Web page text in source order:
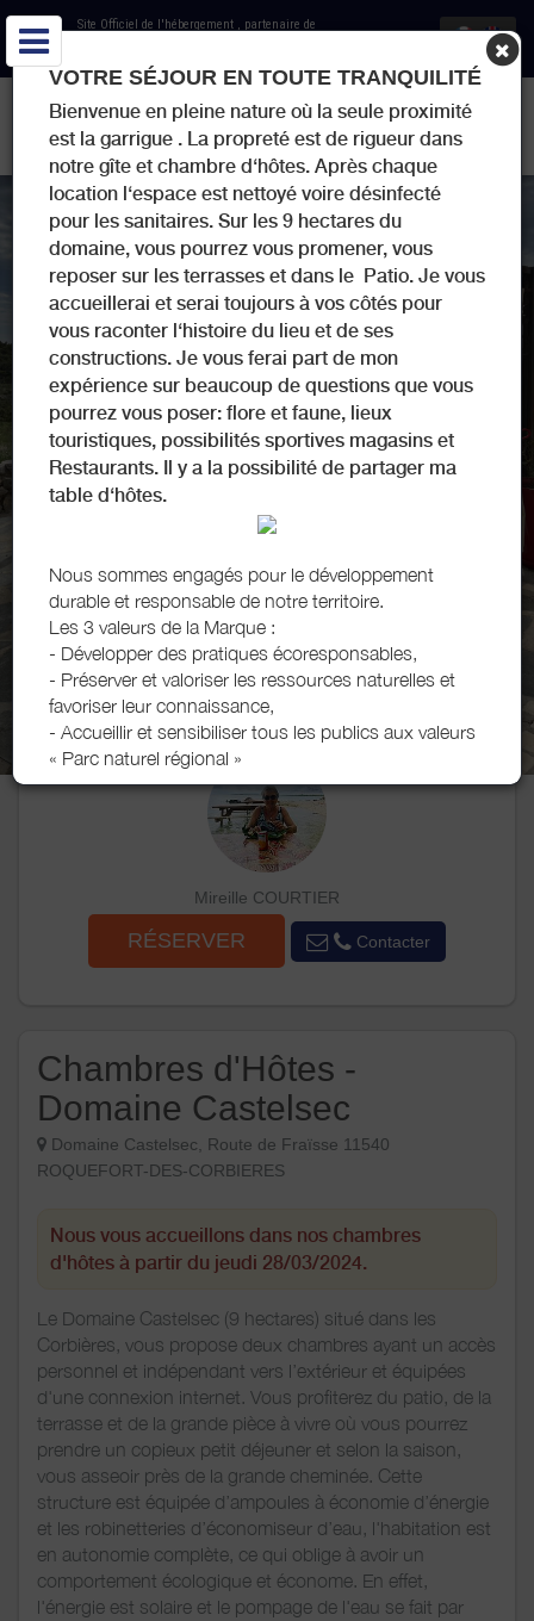
Site Officiel de l'hébergement , partenaire de
DOMAINE CASTELSEC - GÎTE ET CHAMBRES D'HÔTES -
ROQUEFORT-DES-CORBIERES
VOTRE SÉJOUR EN TOUTE TRANQUILITÉ
Bienvenue en pleine nature où la seule proximité
est la garrigue . La propreté est de rigueur dans
notre gîte et chambre d‘hôtes. Après chaque
location l‘espace est nettoyé voire désinfecté
pour les sanitaires. Sur les 9 hectares du
domaine, vous pourrez vous promener, vous
reposer sur les terrasses et dans le Patio. Je vous
accueillerai et serai toujours à vos côtés pour
vous raconter l‘histoire du lieu et de ses
constructions. Je vous ferai part de mon
expérience sur beaucoup de questions que vous
pourrez vous poser: flore et faune, lieux
touristiques, possibilités sportives magasins et
Restaurants. Il y a la possibilité de partager ma
table d‘hôtes.
Nous sommes engagés pour le développement
durable et responsable de notre territoire.
Les 3 valeurs de la Marque :
- Développer des pratiques écoresponsables,
- Préserver et valoriser les ressources naturelles et
favoriser leur connaissance,
- Accueillir et sensibiliser tous les publics aux valeurs
« Parc naturel régional »
Mireille COURTIER
RÉSERVER Contacter
Chambres d'Hôtes -
Domaine Castelsec
Domaine Castelsec, Route de Fraïsse 11540
ROQUEFORT-DES-CORBIERES
Nous vous accueillons dans nos chambres
d'hôtes à partir du jeudi 28/03/2024.
Le Domaine Castelsec (9 hectares) situé dans les
Corbières, vous propose deux chambres ayant un accès
personnel et indépendant vers l’extérieur et équipées
d'une connexion internet. Vous profiterez du patio, de la
terrasse et de la grande pièce à vivre où vous pourrez
prendre un copieux petit déjeuner et selon la saison,
vous asseoir près de la grande cheminée. Cette
structure est équipée d’ampoules à économie d’énergie
et les robinetteries d’économiseur d’eau, l'habitation est
en autonomie complète, ce qui oblige à avoir un
comportement écologique et économe. En effet,
l'énergie est solaire et le pompage de l'eau se fait par